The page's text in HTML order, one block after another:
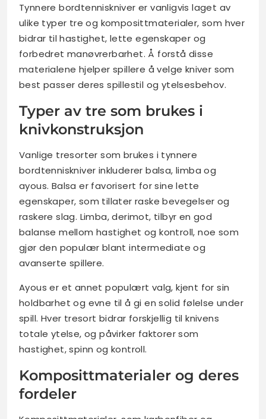
Tynnere bordtenniskniver er vanligvis laget av
ulike typer tre og komposittmaterialer, som hver
bidrar til hastighet, lette egenskaper og
forbedret manøvrerbarhet. Å forstå disse
materialene hjelper spillere å velge kniver som
best passer deres spillestil og ytelsesbehov.
Typer av tre som brukes i
knivkonstruksjon
Vanlige tresorter som brukes i tynnere
bordtenniskniver inkluderer balsa, limba og
ayous. Balsa er favorisert for sine lette
egenskaper, som tillater raske bevegelser og
raskere slag. Limba, derimot, tilbyr en god
balanse mellom hastighet og kontroll, noe som
gjør den populær blant intermediate og
avanserte spillere.
Ayous er et annet populært valg, kjent for sin
holdbarhet og evne til å gi en solid følelse under
spill. Hver tresort bidrar forskjellig til knivens
totale ytelse, og påvirker faktorer som
hastighet, spinn og kontroll.
Komposittmaterialer og deres
fordeler